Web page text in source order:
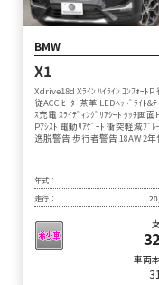
BMW
X1
Xdrive18d Xﾗｲﾝ ﾊｲﾗｲﾝ ｺﾝﾌｫｰﾄP
従ACC ﾋｰﾀｰ茶革 LEDﾍｯﾄﾞﾗｲﾄ&ﾃ
ｽ充電 ｽﾗｲﾃﾞｨﾝｸﾞﾘｱｼｰﾄ ﾀｯﾁ画面
Pｱｼｽﾄ 電動ﾘｱｹﾞｰﾄ 衝突軽減ﾌﾞﾚ
逸脱警告 歩行者警告 18AW 2年
年式：
走行：
車両